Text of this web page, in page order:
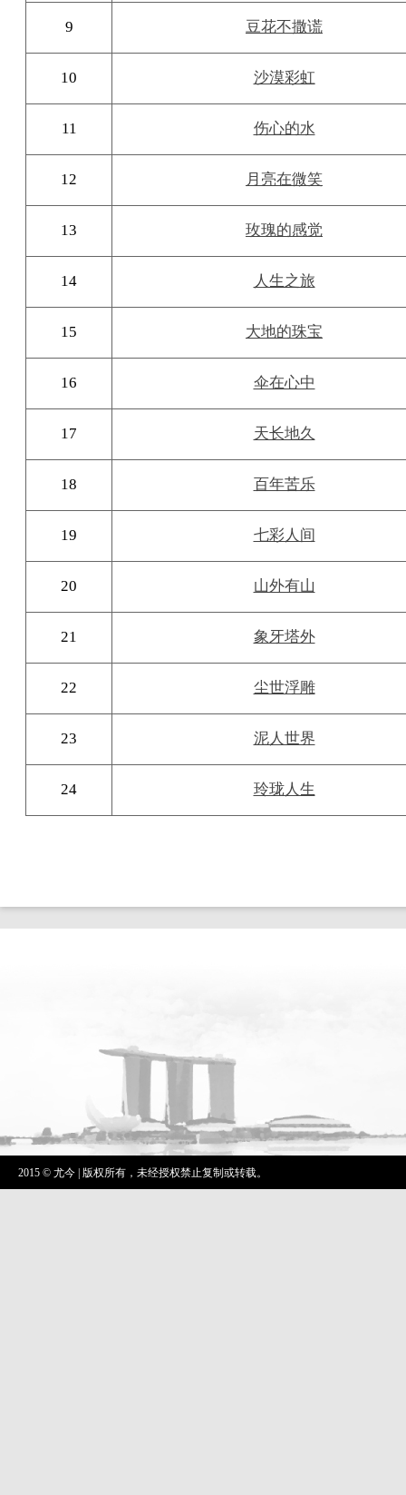
9 豆花不撒谎
10 沙漠彩虹
11 伤心的水
12 月亮在微笑
13 玫瑰的感觉
14 人生之旅
15 大地的珠宝
16 伞在心中
17 天长地久
18 百年苦乐
19 七彩人间
20 山外有山
21 象牙塔外
22 尘世浮雕
23 泥人世界
24 玲珑人生
2015 © 尤今 | 版权所有，未经授权禁止复制或转载。